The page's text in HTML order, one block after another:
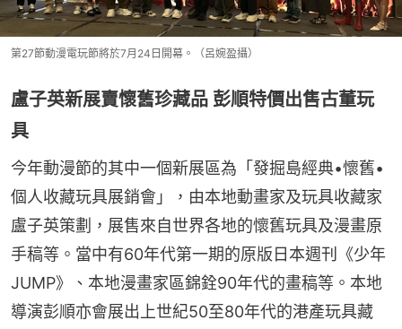
第27節動漫電玩節將於7月24日開幕。（呂婉盈攝）
盧子英新展賣懷舊珍藏品 彭順特價出售古董玩
具
今年動漫節的其中一個新展區為「發掘島經典•懷舊•
個人收藏玩具展銷會」，由本地動畫家及玩具收藏家
盧子英策劃，展售來自世界各地的懷舊玩具及漫畫原
手稿等。當中有60年代第一期的原版日本週刊《少年
JUMP》、本地漫畫家區錦銓90年代的畫稿等。本地
導演彭順亦會展出上世紀50至80年代的港產玩具藏